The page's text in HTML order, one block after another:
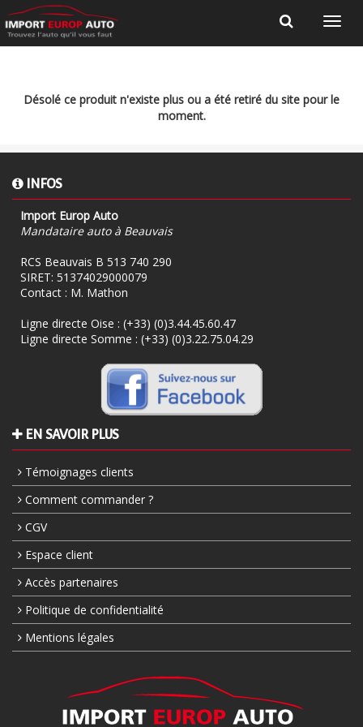
Désolé ce produit n'existe plus ou a été retiré du site pour le
moment.
INFOS
Import Europ Auto
Mandataire auto à Beauvais
RCS Beauvais B 513 740 290
SIRET: 51374029000079
Contact : M. Mathon
Ligne directe Oise : (+33) (0)3.44.45.60.47
Ligne directe Somme : (+33) (0)3.22.75.04.29
EN SAVOIR PLUS
Témoignages clients
Comment commander ?
CGV
Espace client
Accès partenaires
Politique de confidentialité
Mentions légales